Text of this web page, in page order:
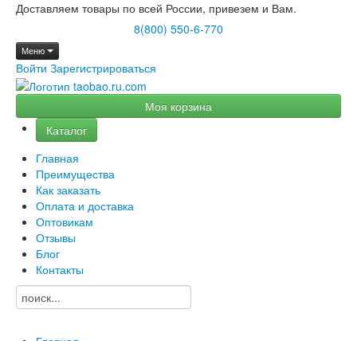
Доставляем товары по всей России, привезем и Вам.
8(800) 550-6-770
Меню
Войти Зарегистрироваться
Моя корзина
Каталог
Главная
Преимущества
Как заказать
Оплата и доставка
Оптовикам
Отзывы
Блог
Контакты